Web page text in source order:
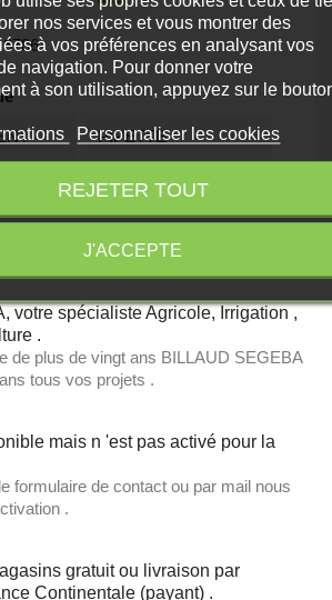
PIPETTE
votre spécialiste Agricole, Irrigation ,
.
de plus de vingt ans BILLAUD SEGEBA
tous vos projets .
mais n 'est pas activé pour la
formulaire de contact ou par mail nous
.
gratuit ou livraison par
Continentale (payant) .
nos services et vous montrer des
à vos préférences en analysant vos
navigation. Pour donner votre
à son utilisation, appuyez sur le
Personnaliser les cookies
REJETER TOUT
J'ACCEPTE